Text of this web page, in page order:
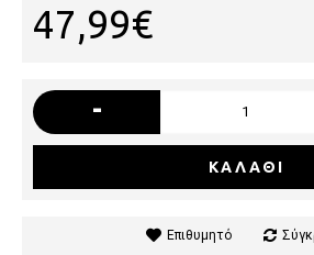
47,99€
-
ΚΑΛΆΘΙ
Επιθυμητό